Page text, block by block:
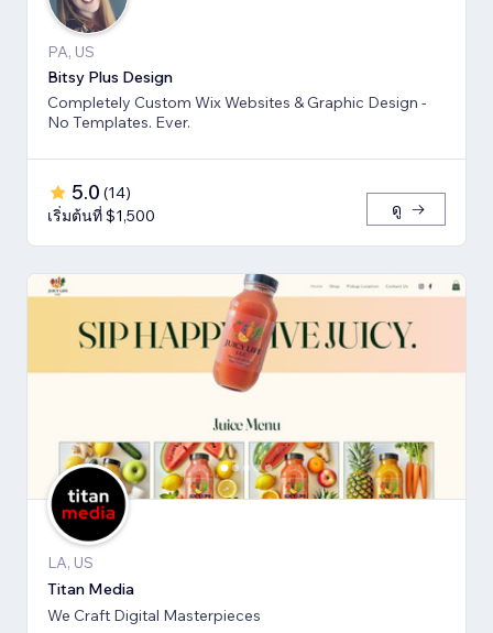
PA, US
Bitsy Plus Design
Completely Custom Wix Websites & Graphic Design -
No Templates. Ever.
5.0 (14)
เริ่มต้นที่ $1,500
ดู
LA, US
Titan Media
We Craft Digital Masterpieces